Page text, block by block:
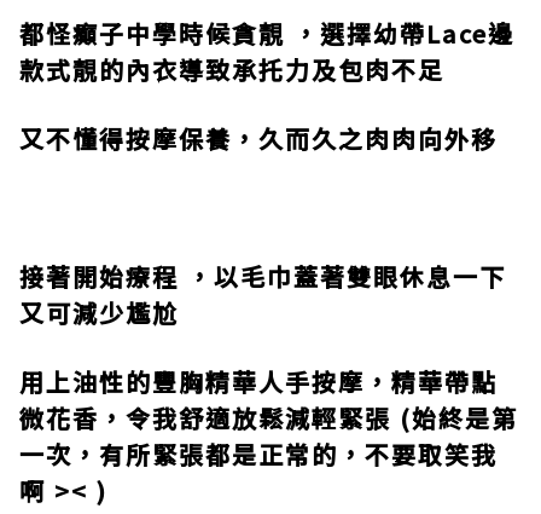
都怪癲子中學時候貪靚 ，選擇幼帶Lace邊
款式靚的內衣導致承托力及包肉不足
又不懂得按摩保養，久而久之肉肉向外移
接著開始療程 ，以毛巾蓋著雙眼休息一下
又可減少尷尬
用上油性的豐胸精華人手按摩，精華帶點
微花香，令我舒適放鬆減輕緊張 (始終是第
一次，有所緊張都是正常的，不要取笑我
啊 >< )